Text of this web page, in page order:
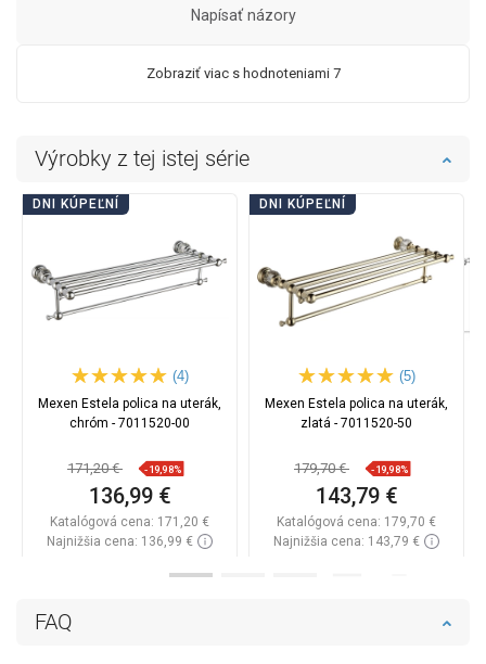
FAQ
Zobraziť viac s hodnoteniami 7
Napísať názory
Výrobky z tej istej série
DNI KÚPEĽNÍ
(4)
Mexen Estela polica na uterák,
chróm - 7011520-00
171,20 € -19,98%
136,99 €
Katalógová cena: 171,20 €
Najnižšia cena: 136,99 €
DNI KÚPEĽNÍ
(5)
Mexen Estela polica na uterák,
zlatá - 7011520-50
179,70 € -19,98%
143,79 €
Katalógová cena: 179,70 €
Najnižšia cena: 143,79 €